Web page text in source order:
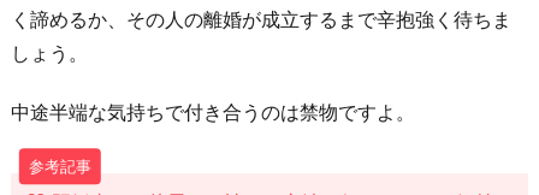
く諦めるか、その人の離婚が成立するまで辛抱強く待ちま
しょう。
中途半端な気持ちで付き合うのは禁物ですよ。